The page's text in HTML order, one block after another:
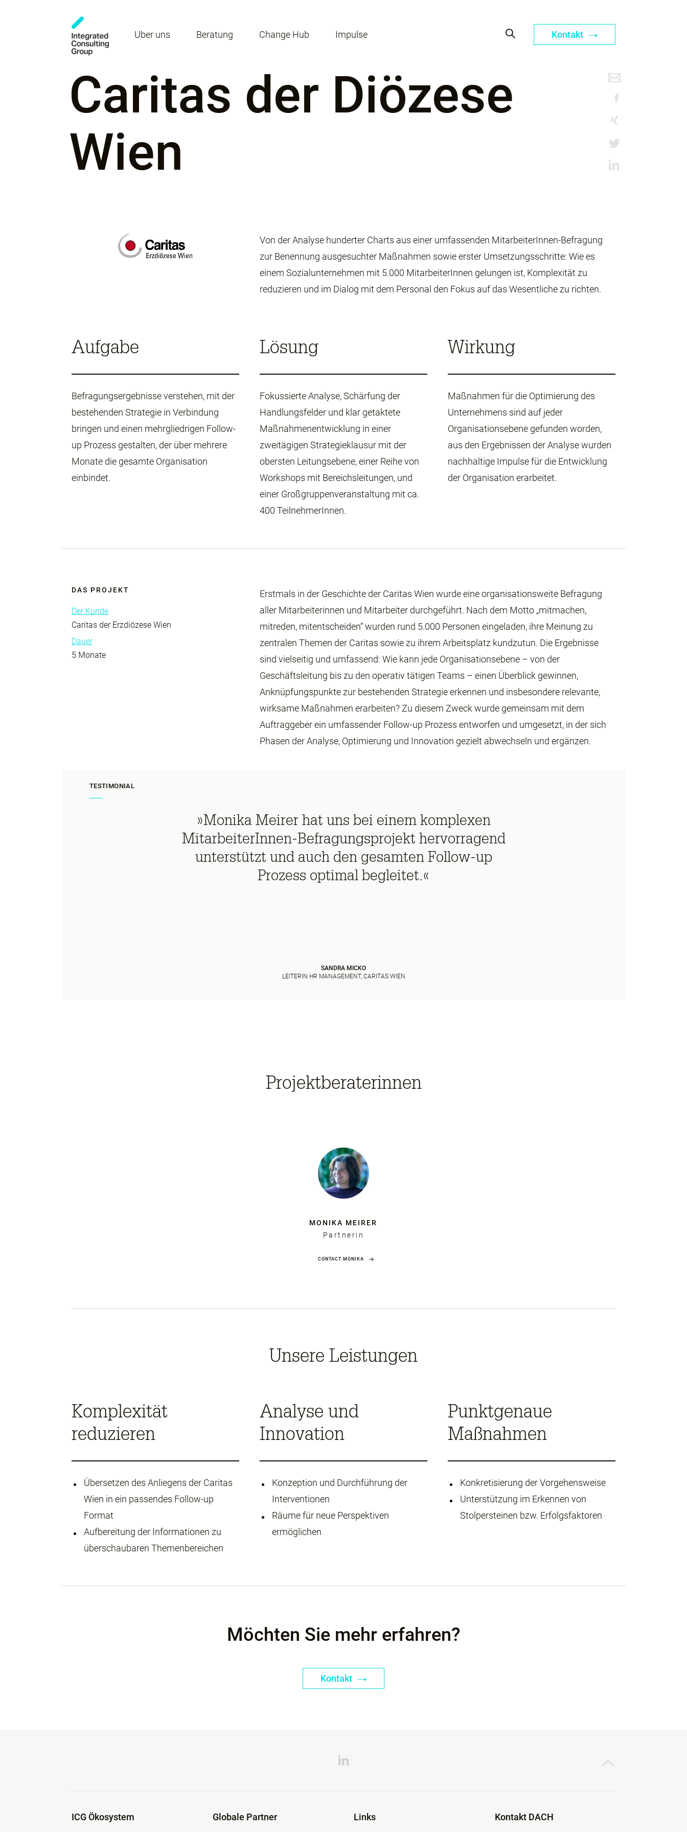
Über uns Beratung Change Hub Impulse Kontakt
Caritas der Diözese
Wien
Von der Analyse hunderter Charts aus einer umfassenden MitarbeiterInnen-Befragung
zur Benennung ausgesuchter Maßnahmen sowie erster Umsetzungsschritte: Wie es
einem Sozialunternehmen mit 5.000 MitarbeiterInnen gelungen ist, Komplexität zu
reduzieren und im Dialog mit dem Personal den Fokus auf das Wesentliche zu richten.
Aufgabe
Befragungsergebnisse verstehen, mit der
bestehenden Strategie in Verbindung
bringen und einen mehrgliedrigen Follow-
up Prozess gestalten, der über mehrere
Monate die gesamte Organisation
einbindet.
Lösung
Fokussierte Analyse, Schärfung der
Handlungsfelder und klar getaktete
Maßnahmenentwicklung in einer
zweitägigen Strategieklausur mit der
obersten Leitungsebene, einer Reihe von
Workshops mit Bereichsleitungen, und
einer Großgruppenveranstaltung mit ca.
400 TeilnehmerInnen.
Wirkung
Maßnahmen für die Optimierung des
Unternehmens sind auf jeder
Organisationsebene gefunden worden,
aus den Ergebnissen der Analyse wurden
nachhaltige Impulse für die Entwicklung
der Organisation erarbeitet.
DAS PROJEKT
Der Kunde
Caritas der Erzdiözese Wien
Dauer
5 Monate
Erstmals in der Geschichte der Caritas Wien wurde eine organisationsweite Befragung
aller Mitarbeiterinnen und Mitarbeiter durchgeführt. Nach dem Motto „mitmachen,
mitreden, mitentscheiden“ wurden rund 5.000 Personen eingeladen, ihre Meinung zu
zentralen Themen der Caritas sowie zu ihrem Arbeitsplatz kundzutun. Die Ergebnisse
sind vielseitig und umfassend: Wie kann jede Organisationsebene – von der
Geschäftsleitung bis zu den operativ tätigen Teams – einen Überblick gewinnen,
Anknüpfungspunkte zur bestehenden Strategie erkennen und insbesondere relevante,
wirksame Maßnahmen erarbeiten? Zu diesem Zweck wurde gemeinsam mit dem
Auftraggeber ein umfassender Follow-up Prozess entworfen und umgesetzt, in der sich
Phasen der Analyse, Optimierung und Innovation gezielt abwechseln und ergänzen.
TESTIMONIAL
»Monika Meirer hat uns bei einem komplexen
MitarbeiterInnen-Befragungsprojekt hervorragend
unterstützt und auch den gesamten Follow-up
Prozess optimal begleitet.«
SANDRA MICKO
LEITERIN HR MANAGEMENT, CARITAS WIEN
Projektberaterinnen
MONIKA MEIRER
Partnerin
CONTACT MONIKA
Unsere Leistungen
Komplexität
reduzieren
Übersetzen des Anliegens der Caritas
Wien in ein passendes Follow-up
Format
Aufbereitung der Informationen zu
überschaubaren Themenbereichen
Analyse und
Innovation
Konzeption und Durchführung der
Interventionen
Räume für neue Perspektiven
ermöglichen
Punktgenaue
Maßnahmen
Konkretisierung der Vorgehensweise
Unterstützung im Erkennen von
Stolpersteinen bzw. Erfolgsfaktoren
Möchten Sie mehr erfahren?
Kontakt
ICG Ökosystem Globale Partner Links Kontakt DACH